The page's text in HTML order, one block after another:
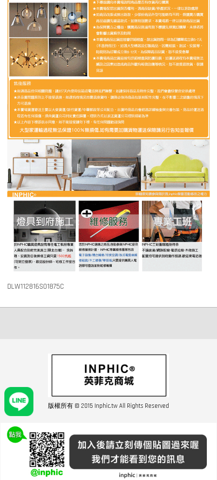
DLW112816S01875C
版權所有 © 2015 Inphic.tw All Rights Reserved
友站連結inphic營業設備
聯絡我們 02-28852016 如遇商品缺貨或數量不足請與客服聯繫
服務條款| |經營者資訊|